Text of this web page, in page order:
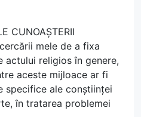
CUNOAȘTERII
mele de a fixa
actului religios în genere,
aceste mijloace ar fi
specifice ale conștiinței
în tratarea problemei